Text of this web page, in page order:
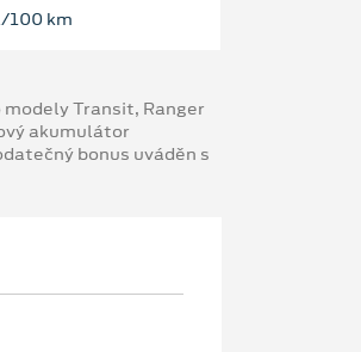
100 km
Transit, Ranger
akumulátor
bonus uváděn s